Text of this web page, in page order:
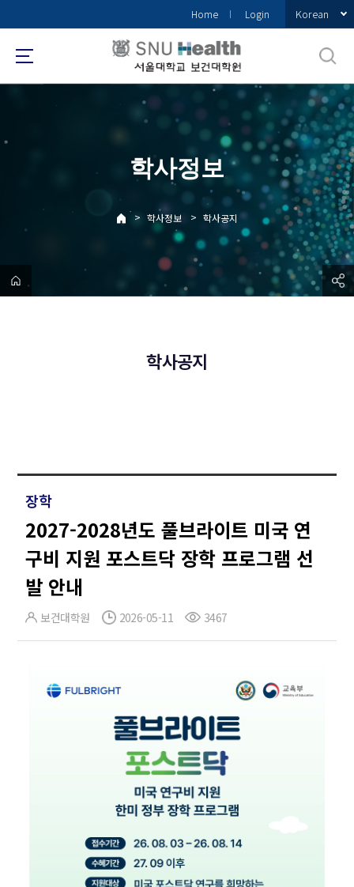
로
메
Home Login Korean
학사정보
> 학사정보 > 학사공지
학사공지
장학
2027-2028년도 풀브라이트 미국 연
구비 지원 포스트닥 장학 프로그램 선
발 안내
보건대학원 2026-05-11 3467